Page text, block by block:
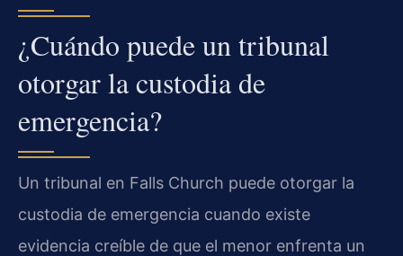
¿Cuándo puede un tribunal
otorgar la custodia de
emergencia?
Un tribunal en Falls Church puede otorgar la
custodia de emergencia cuando existe
evidencia creíble de que el menor enfrenta un